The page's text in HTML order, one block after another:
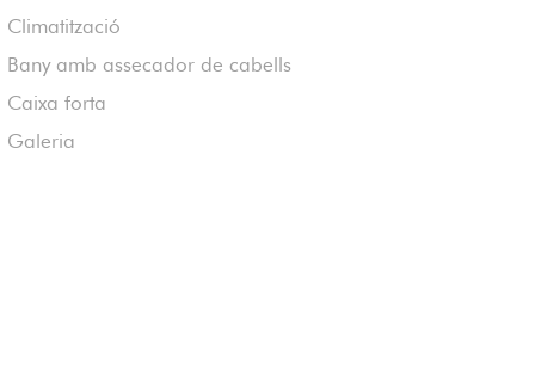
Climatització
Bany amb assecador de cabells
Caixa forta
Galeria